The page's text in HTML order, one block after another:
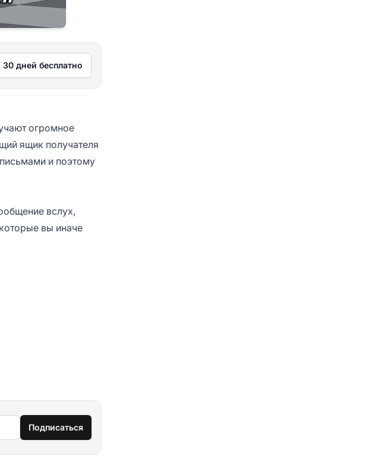
30 дней бесплатно
огромное
ящик получателя
и поэтому
вслух,
вы иначе
Подписаться